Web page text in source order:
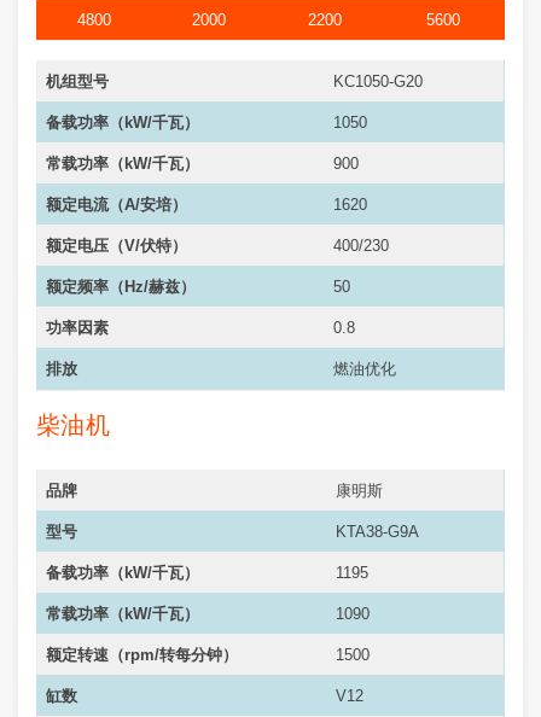
4800 2000 2200 5600
机组型号 KC1050-G20
备载功率（kW/千瓦） 1050
常载功率（kW/千瓦） 900
额定电流（A/安培） 1620
额定电压（V/伏特） 400/230
额定频率（Hz/赫兹） 50
功率因素 0.8
排放 燃油优化
柴油机
品牌 康明斯
型号 KTA38-G9A
备载功率（kW/千瓦） 1195
常载功率（ kW/千瓦） 1090
额定转速（rpm/转每分钟） 1500
缸数 V12